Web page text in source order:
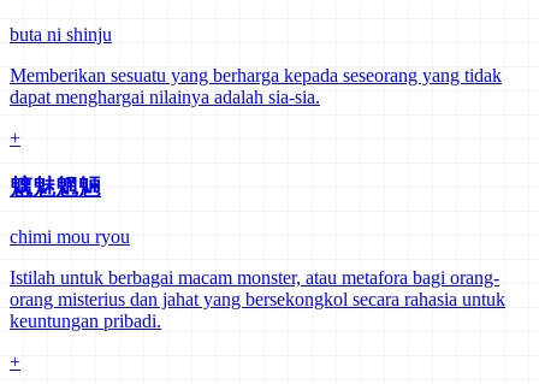
buta ni shinju
Memberikan sesuatu yang berharga kepada seseorang yang tidak
dapat menghargai nilainya adalah sia-sia.
+
魑魅魍魎
chimi mou ryou
Istilah untuk berbagai macam monster, atau metafora bagi orang-
orang misterius dan jahat yang bersekongkol secara rahasia untuk
keuntungan pribadi.
+